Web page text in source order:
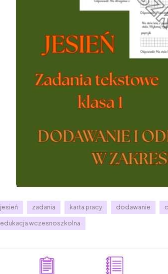
jesień zadania karta pracy dodawanie
edukacja wczesnoszkolna